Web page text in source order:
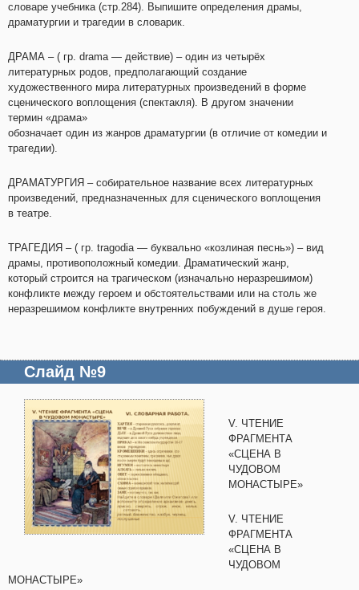
словаре учебника (стр.284). Выпишите определения драмы,
драматургии и трагедии в словарик.
ДРАМА – ( гр. drama — действие) – один из четырёх
литературных родов, предполагающий создание
художественного мира литературных произведений в форме
сценического воплощения (спектакля). В другом значении
термин «драма»
обозначает один из жанров драматургии (в отличие от комедии и
трагедии).
ДРАМАТУРГИЯ – собирательное название всех литературных
произведений, предназначенных для сценического воплощения
в театре.
ТРАГЕДИЯ – ( гр. tragodia — буквально «козлиная песнь») – вид
драмы, противоположный комедии. Драматический жанр,
который строится на трагическом (изначально неразрешимом)
конфликте между героем и обстоятельствами или на столь же
неразрешимом конфликте внутренних побуждений в душе героя.
Слайд №9
V. ЧТЕНИЕ
ФРАГМЕНТА
«СЦЕНА В
ЧУДОВОМ
МОНАСТЫРЕ»
V. ЧТЕНИЕ
ФРАГМЕНТА
«СЦЕНА В
ЧУДОВОМ
МОНАСТЫРЕ»